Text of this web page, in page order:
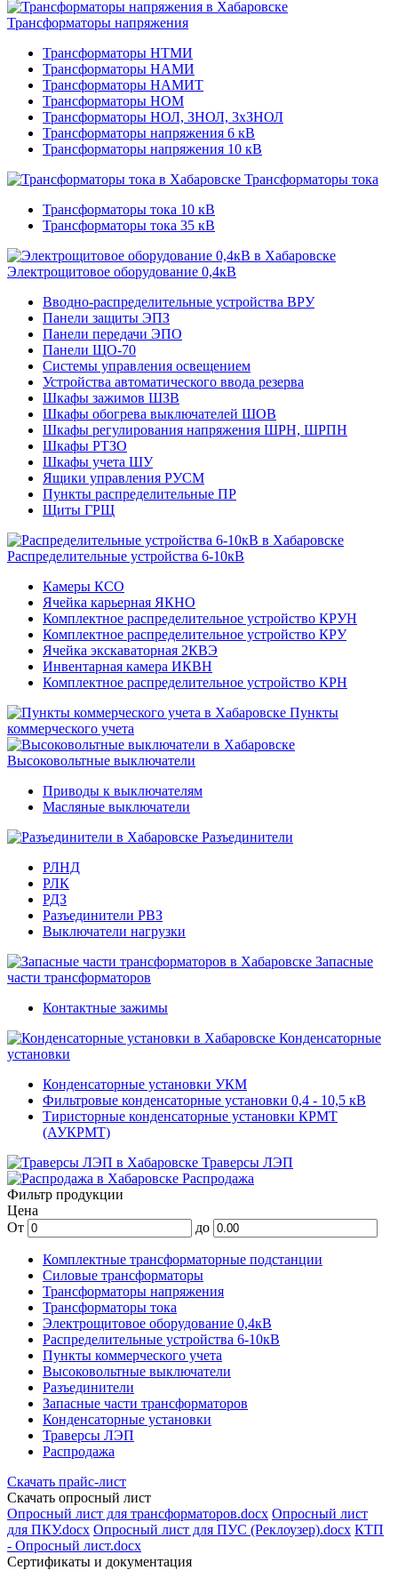
Трансформаторы напряжения
Трансформаторы НТМИ
Трансформаторы НАМИ
Трансформаторы НАМИТ
Трансформаторы НОМ
Трансформаторы НОЛ, ЗНОЛ, 3хЗНОЛ
Трансформаторы напряжения 6 кВ
Трансформаторы напряжения 10 кВ
Трансформаторы тока
Трансформаторы тока 10 кВ
Трансформаторы тока 35 кВ
Электрощитовое оборудование 0,4кВ
Вводно-распределительные устройства ВРУ
Панели защиты ЭПЗ
Панели передачи ЭПО
Панели ЩО-70
Системы управления освещением
Устройства автоматического ввода резерва
Шкафы зажимов ШЗВ
Шкафы обогрева выключателей ШОВ
Шкафы регулирования напряжения ШРН, ШРПН
Шкафы РТЗО
Шкафы учета ШУ
Ящики управления РУСМ
Пункты распределительные ПР
Щиты ГРЩ
Распределительные устройства 6-10кВ
Камеры КСО
Ячейка карьерная ЯКНО
Комплектное распределительное устройство КРУН
Комплектное распределительное устройство КРУ
Ячейка экскаваторная 2КВЭ
Инвентарная камера ИКВН
Комплектное распределительное устройство КРН
Пункты
коммерческого учета
Высоковольтные выключатели
Приводы к выключателям
Масляные выключатели
Разъединители
РЛНД
РЛК
РДЗ
Разъединители РВЗ
Выключатели нагрузки
Запасные
части трансформаторов
Контактные зажимы
Конденсаторные
установки
Конденсаторные установки УКМ
Фильтровые конденсаторные установки 0,4 - 10,5 кВ
Тиристорные конденсаторные установки КРМТ
(АУКРМТ)
Траверсы ЛЭП
Распродажа
Фильтр продукции
Цена
От
до
Комплектные трансформаторные подстанции
Силовые трансформаторы
Трансформаторы напряжения
Трансформаторы тока
Электрощитовое оборудование 0,4кВ
Распределительные устройства 6-10кВ
Пункты коммерческого учета
Высоковольтные выключатели
Разъединители
Запасные части трансформаторов
Конденсаторные установки
Траверсы ЛЭП
Распродажа
Скачать прайс-лист
Скачать опросный лист
Опросный лист для трансформаторов.docx Опросный лист
для ПКУ.docx Опросный лист для ПУС (Реклоузер).docx КТП
- Опросный лист.docx
Сертификаты и документация